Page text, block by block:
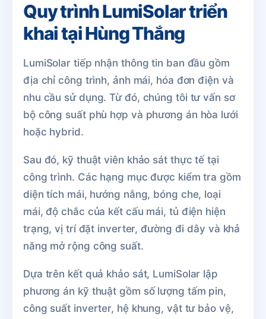
Quy trình LumiSolar triển
khai tại Hùng Thắng
LumiSolar tiếp nhận thông tin ban đầu gồm
địa chỉ công trình, ảnh mái, hóa đơn điện và
nhu cầu sử dụng. Từ đó, chúng tôi tư vấn sơ
bộ công suất phù hợp và phương án hòa lưới
hoặc hybrid.
Sau đó, kỹ thuật viên khảo sát thực tế tại
công trình. Các hạng mục được kiểm tra gồm
diện tích mái, hướng nắng, bóng che, loại
mái, độ chắc của kết cấu mái, tủ điện hiện
trạng, vị trí đặt inverter, đường đi dây và khả
năng mở rộng công suất.
Dựa trên kết quả khảo sát, LumiSolar lập
phương án kỹ thuật gồm số lượng tấm pin,
công suất inverter, hệ khung, vật tư bảo vệ,